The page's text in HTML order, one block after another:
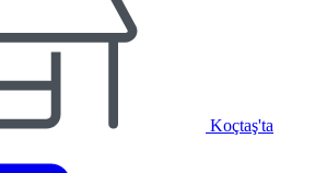
Koçtaş'ta